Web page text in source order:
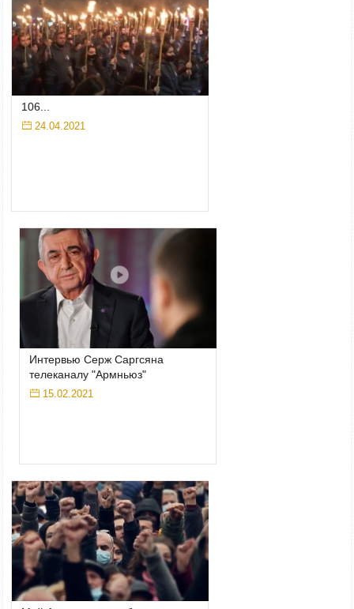
106...
24.04.2021
Интервью Серж Саргсяна
телеканалу "Армньюз"
15.02.2021